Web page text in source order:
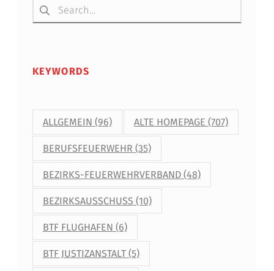
KEYWORDS
ALLGEMEIN (96) ALTE HOMEPAGE (707)
BERUFSFEUERWEHR (35)
BEZIRKS-FEUERWEHRVERBAND(48)
BEZIRKSAUSSCHUSS (10)
BTF FLUGHAFEN (6)
BTF JUSTIZANSTALT(5)